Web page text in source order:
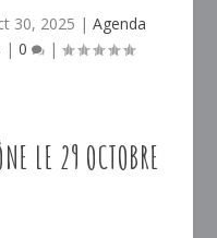
30, 2025 | Agenda
| 0 |
LE 29 OCTOBRE